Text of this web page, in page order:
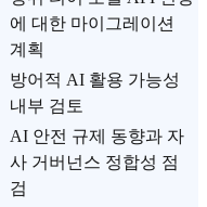
에 대한 마이그레이션
계획
방어적 AI 활용 가능성
내부 검토
AI 안전 규제 동향과 자
사 거버넌스 정합성 점
검